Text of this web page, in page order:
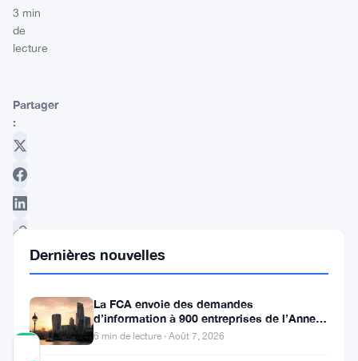
3 min
de
lecture
Partager
:
Suivre sur Google News
Dernières nouvelles
La FCA envoie des demandes
d’information à 900 entreprises de l’Annexe
1 contre le blanchiment
6 min de lecture · Août 7, 2026